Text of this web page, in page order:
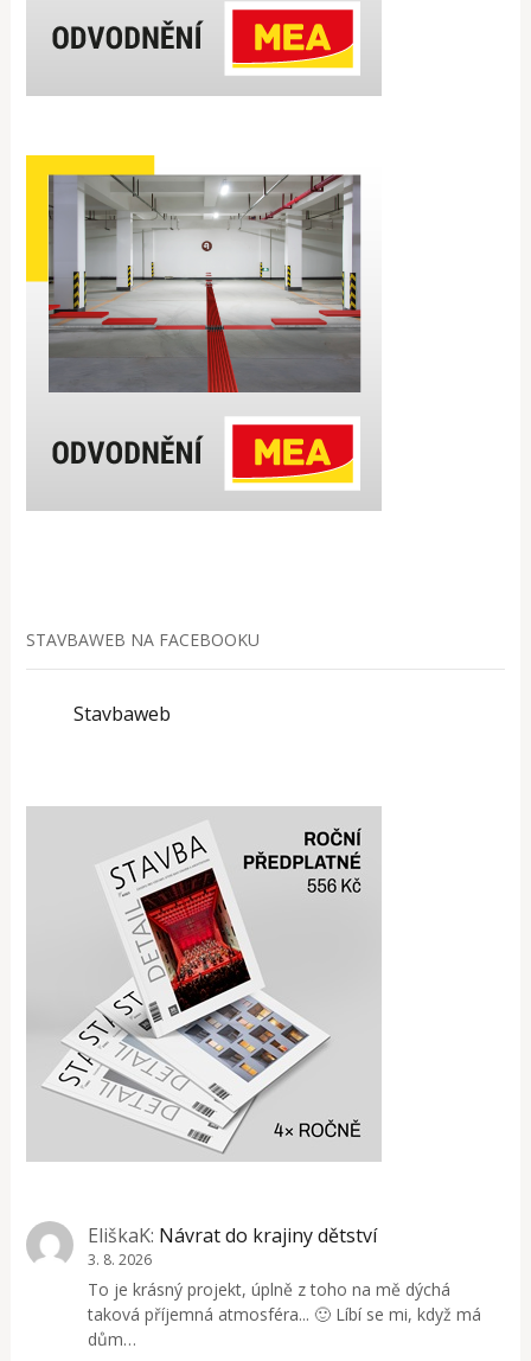
STAVBAWEB NA FACEBOOKU
Stavbaweb
EliškaK: Návrat do krajiny dětství
3. 8. 2026
To je krásný projekt, úplně z toho na mě dýchá
taková příjemná atmosféra... 🙂 Líbí se mi, když má
dům…